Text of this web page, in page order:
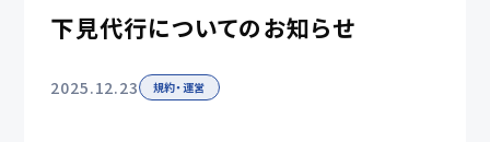
下見代行についてのお知らせ
2025.12.23 規約・運営